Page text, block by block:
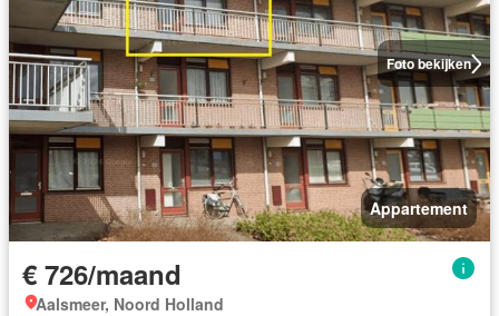
Foto bekijken
Appartement
€ 726/maand
Aalsmeer, Noord Holland